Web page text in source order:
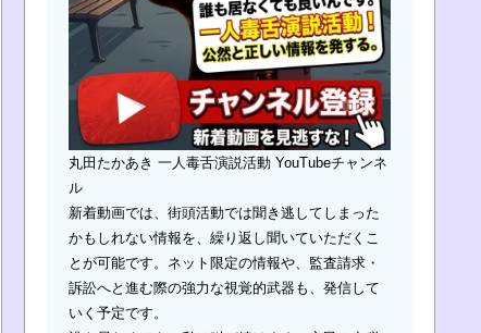
丸田たかあき 一人毒舌演説活動 YouTubeチャンネ
ル
新着動画では、街頭活動では聞き逃してしまった
かもしれない情報を、繰り返し聞いていただくこ
とが可能です。ネット限定の情報や、監査請求・
訴訟へと進む際の強力な視覚的武器も、発信して
いく予定です。